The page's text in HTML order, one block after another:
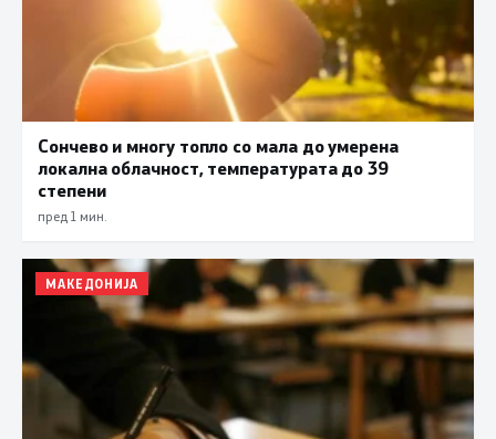
Сончево и многу топло со мала до умерена
локална облачност, температурата до 39
степени
пред 1 мин.
МАКЕДОНИЈА